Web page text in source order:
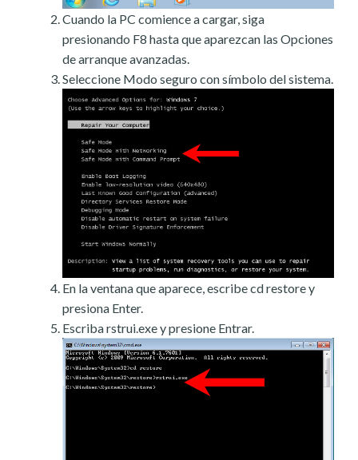
Cuando la PC comience a cargar, siga
presionando F8 hasta que aparezcan las Opciones
de arranque avanzadas.
Seleccione Modo seguro con símbolo del sistema.
En la ventana que aparece, escribe cd restore y
presiona Enter.
Escriba rstrui.exe y presione Entrar.